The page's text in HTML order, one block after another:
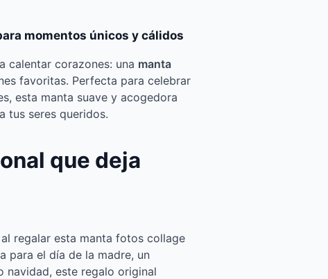
momentos únicos y cálidos
calentar corazones: una manta
favoritas. Perfecta para celebrar
esta manta suave y acogedora
tus seres queridos.
que deja
regalar esta manta fotos collage
para el día de la madre, un
navidad, este regalo original